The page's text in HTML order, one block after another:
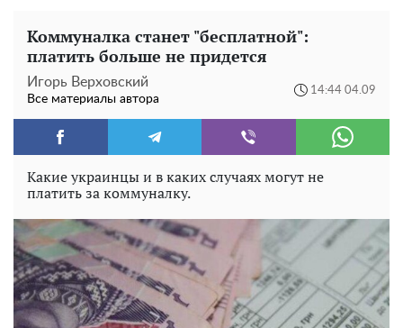
Коммуналка станет "бесплатной":
платить больше не придется
Игорь Верховский
Все материалы автора
14:44 04.09
Какие украинцы и в каких случаях могут не
платить за коммуналку.